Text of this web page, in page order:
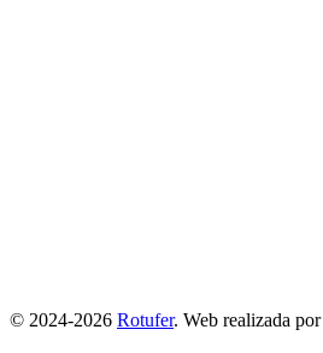
© 2024-2026 Rotufer. Web realizada por